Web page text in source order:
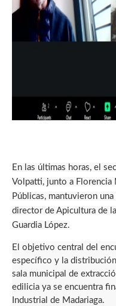
En las últimas horas, el
Volpatti, junto a Florencia
Públicas, mantuvieron
director de Apicultura de
Guardia López.
El objetivo central del
específico y la
sala municipal de
edilicia ya se encuentra
Industrial de Madariaga.